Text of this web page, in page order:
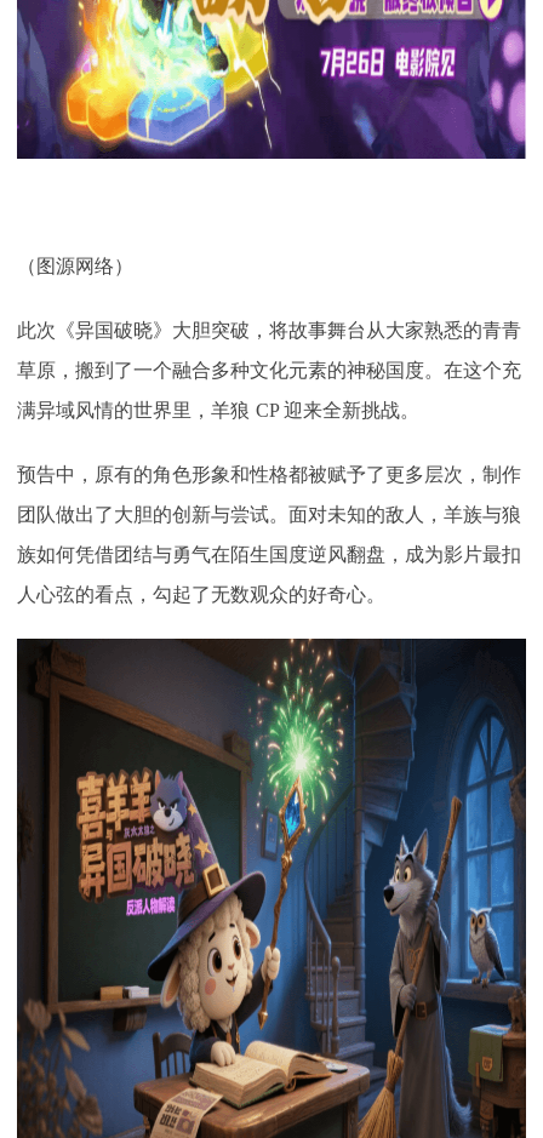
（ 图源网络）
此次《异国破晓》大胆突破，将故事舞台从大家熟悉的青青
草原，搬到了一个融合多种文化元素的神秘国度。在这个充
满异域风情的世界里，羊狼 CP 迎来全新挑战。
预告中，原有的角色形象和性格都被赋予了更多层次，制作
团队做出了大胆的创新与尝试。面对未知的敌人，羊族与狼
族如何凭借团结与勇气在陌生国度逆风翻盘，成为影片最扣
人心弦的看点，勾起了无数观众的好奇心。